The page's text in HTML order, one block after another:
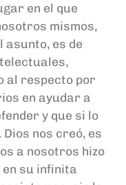
en el que
mismos,
asunto, es de
al respecto por
en ayudar a
y que si lo
nos creó, es
a nosotros hizo
su infinita